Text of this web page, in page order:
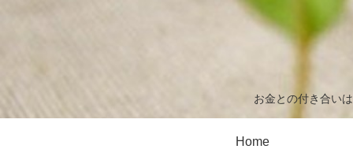
お金との付き合い
Home